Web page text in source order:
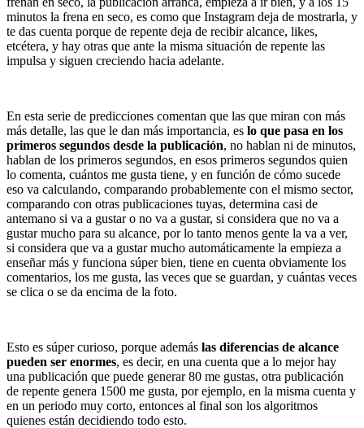
minutos la frena en seco, es como que Instagram deja de mostrarla, y
te das cuenta porque de repente deja de recibir alcance, likes,
etcétera, y hay otras que ante la misma situación de repente las
impulsa y siguen creciendo hacia adelante.
En esta serie de predicciones comentan que las que miran con más
más detalle, las que le dan más importancia, es lo que pasa en los
primeros segundos desde la publicación, no hablan ni de minutos,
hablan de los primeros segundos, en esos primeros segundos quien
lo comenta, cuántos me gusta tiene, y en función de cómo sucede
eso va calculando, comparando probablemente con el mismo sector,
comparando con otras publicaciones tuyas, determina casi de
antemano si va a gustar o no va a gustar, si considera que no va a
gustar mucho para su alcance, por lo tanto menos gente la va a ver,
si considera que va a gustar mucho automáticamente la empieza a
enseñar más y funciona súper bien, tiene en cuenta obviamente los
comentarios, los me gusta, las veces que se guardan, y cuántas veces
se clica o se da encima de la foto.
Esto es súper curioso, porque además las diferencias de alcance
pueden ser enormes, es decir, en una cuenta que a lo mejor hay
una publicación que puede generar 80 me gustas, otra publicación
de repente genera 1500 me gusta, por ejemplo, en la misma cuenta y
en un periodo muy corto, entonces al final son los algoritmos
quienes están decidiendo todo esto.